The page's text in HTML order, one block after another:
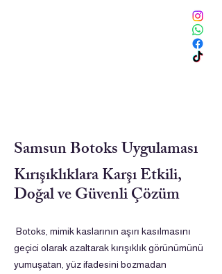
Samsun Botoks Uygulaması
Kırışıklıklara Karşı Etkili,
Doğal ve Güvenli Çözüm
Botoks, mimik kaslarının aşırı kasılmasını
geçici olarak azaltarak kırışıklık görünümünü
yumuşatan, yüz ifadesini bozmadan